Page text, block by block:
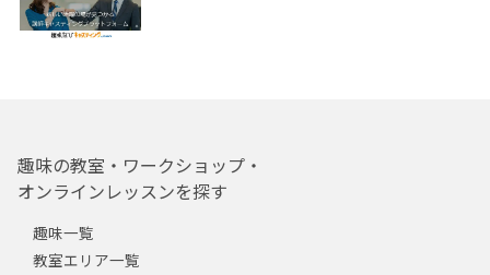
趣味の教室・ワークショップ・
オンラインレッスンを探す
趣味一覧
教室エリア一覧